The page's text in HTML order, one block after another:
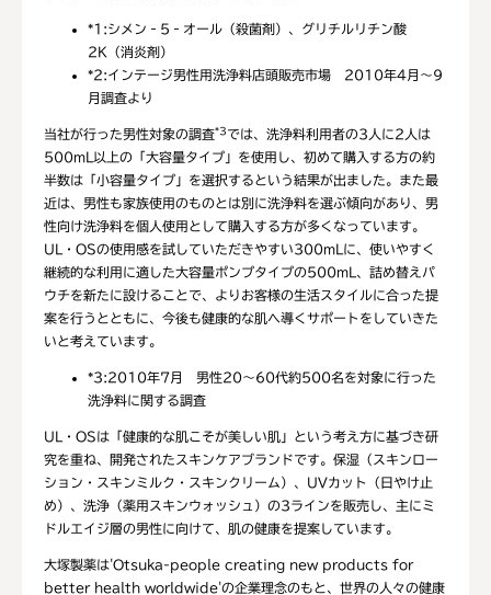
*1 :シメン‐5‐オール（殺菌剤）、グリチルリチン酸
2K（消炎剤）
*2:インテージ男性用洗浄料店頭販売市場 2010年4月～9
月調査より
当社が行った男性対象の調査*3 では、洗浄料利用者の3人に2人は
500mL以上の「大容量タイプ」を使用し、初めて購入する方の約
半数は「小容量タイプ」を選択するという結果が出ました。また最
近は、男性も家族使用のものとは別に洗浄料を選ぶ傾向があり、男
性向け洗浄料を個人使用として購入する方が多くなっています。
UL・OSの使用感を試していただきやすい300mLに、使いやすく
継続的な利用に適した大容量ポンプタイプの500mL、詰め替えパ
ウチを新たに設けることで、よりお客様の生活スタイルに合った提
案を行うとともに、今後も健康的な肌へ導くサポートをしていきた
いと考えています。
*3:2010年7月 男性20～60代約500名を対象に行った
洗浄料に関する調査
UL・OSは「健康的な肌こそが美しい肌」という考え方に基づき研
究を重ね、開発されたスキンケアブランドです。保湿（スキンロー
ション・スキンミルク・スキンクリーム）、UVカット（日やけ止
め）、洗浄（薬用スキンウォッシュ）の3ラインを販売し、主にミ
ドルエイジ層の男性に向けて、肌の健康を提案しています。
大塚製薬は'Otsuka-people creating new products for
better health worldwide'の企業理念のもと、世界の人々の健康